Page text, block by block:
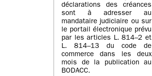
déclarations des créances
sont à adresser au
mandataire judiciaire ou sur
le portail électronique prévu
par les articles L. 814–2 et
L. 814–13 du code de
commerce dans les deux
mois de la publication au
BODACC.